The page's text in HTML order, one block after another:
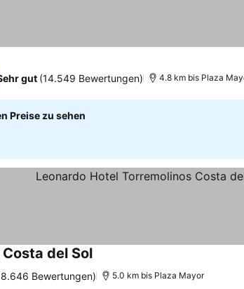
gut (14.549 Bewertungen) 4.8 km bis Plaza
Preise zu sehen
del SolPreise sehen
Bewertungen) 5.0 km bis Plaza Mayor